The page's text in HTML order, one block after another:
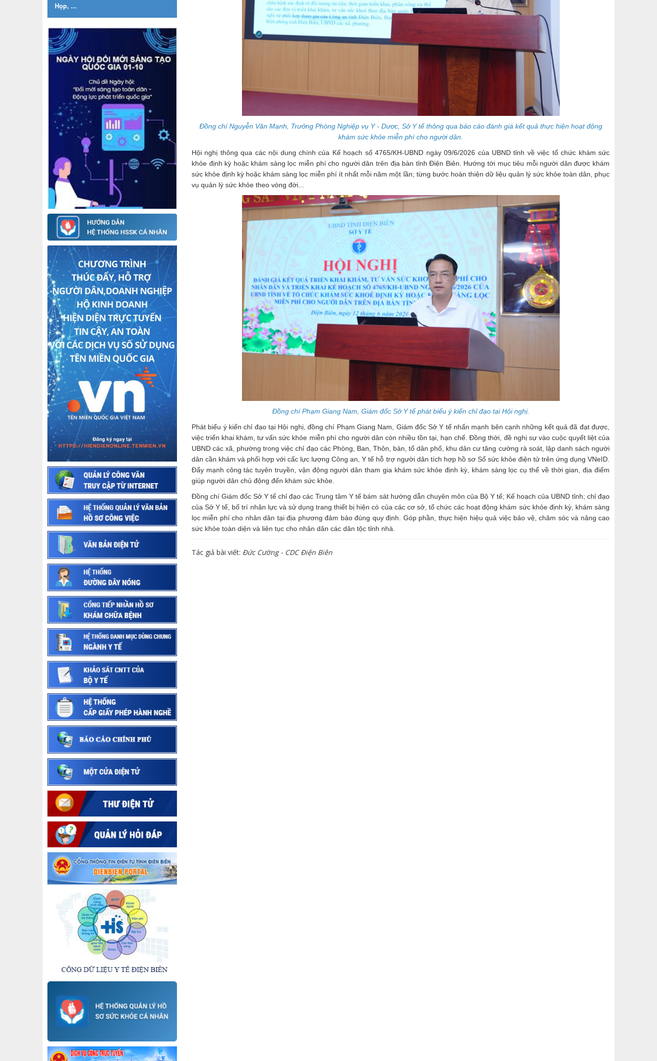
Đồng chí Nguyễn Văn Mạnh, Trưởng Phòng Nghiệp vụ Y - Dược, Sở Y tế thông qua báo cáo đánh giá kết quả thực hiện hoạt động
khám sức khỏe miễn phí cho người dân.
Hội nghị thông qua các nội dung chính của Kế hoạch số 4765/KH-UBND ngày 09/6/2026 của UBND tỉnh về việc tổ chức khám sức
khỏe định kỳ hoặc khám sàng lọc miễn phí cho người dân trên địa bàn tỉnh Điện Biên. Hướng tới mục tiêu mỗi người dân được khám
sức khỏe định kỳ hoặc khám sàng lọc miễn phí ít nhất mỗi năm một lần; từng bước hoàn thiện dữ liệu quản lý sức khỏe toàn dân, phục
vụ quản lý sức khỏe theo vòng đời...
Đồng chí Phạm Giang Nam, Giám đốc Sở Y tế phát biểu ý kiến chỉ đạo tại Hội nghị.
Phát biểu ý kiến chỉ đạo tại Hội nghị, đồng chí Phạm Giang Nam, Giám đốc Sở Y tế nhấn mạnh bên cạnh những kết quả đã đạt được,
việc triển khai khám, tư vấn sức khỏe miễn phí cho người dân còn nhiều tồn tại, hạn chế. Đồng thời, đề nghị sự vào cuộc quyết liệt của
UBND các xã, phường trong việc chỉ đạo các Phòng, Ban, Thôn, bản, tổ dân phố, khu dân cư tăng cường rà soát, lập danh sách người
dân cần khám và phối hợp với cấc lực lượng Công an, Y tế hỗ trợ người dân tích hợp hồ sơ Sổ sức khỏe điện tử trên ứng dụng VNeID.
Đẩy mạnh công tác tuyên truyền, vận động người dân tham gia khám sức khỏe định kỳ, khám sàng lọc cụ thể về thời gian, địa điểm
giúp người dân chủ động đến khám sức khỏe.
Đồng chí Giám đốc Sở Y tế chỉ đạo các Trung tâm Y tế bám sát hướng dẫn chuyên môn của Bộ Y tế; Kế hoạch của UBND tỉnh; chỉ đạo
của Sở Y tế, bố trí nhân lực và sử dụng trang thiết bị hiện có của các cơ sở, tổ chức các hoạt động khám sức khỏe định kỳ, khám sàng
lọc miễn phí cho nhân dân tại địa phương đảm bảo đúng quy định. Góp phần, thực hiện hiệu quả việc bảo vệ, chăm sóc và nâng cao
sức khỏe toàn diện và liên tục cho nhân dân các dân tộc tỉnh nhà.
Tác giả bài viết: Đức Cường - CDC Điện Biên
Họp, ...